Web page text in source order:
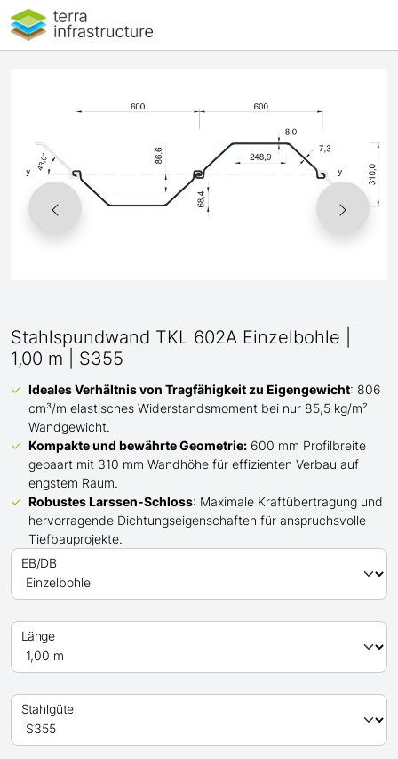
Stahlspundwand TKL 602A Einzelbohle |
1,00 m | S355
Ideales Verhältnis von Tragfähigkeit zu Eigengewicht: 806
cm³/m elastisches Widerstandsmoment bei nur 85,5 kg/m²
Wandgewicht.
Kompakte und bewährte Geometrie: 600 mm Profilbreite
gepaart mit 310 mm Wandhöhe für effizienten Verbau auf
engstem Raum.
Robustes Larssen-Schloss: Maximale Kraftübertragung und
hervorragende Dichtungseigenschaften für anspruchsvolle
Tiefbauprojekte.
EB/DB
Länge
Stahlgüte